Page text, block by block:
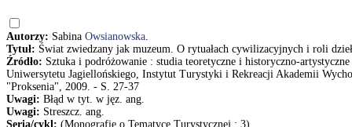
Autorzy: Sabina Owsianowska.
Tytuł: Świat zwiedzany jak muzeum. O rytuałach cywilizacyjnych i roli
Źródło: Sztuka i podróżowanie : studia teoretyczne i historyczno-
Uniwersytetu Jagiellońskiego, Instytut Turystyki i Rekreacji Akademii
"Proksenia", 2009. - S. 27-37
Uwagi: Błąd w tyt. w jęz. ang.
Uwagi: Streszcz. ang.
Seria/cykl: (Monografie o Tematyce Turystycznej ; 3)